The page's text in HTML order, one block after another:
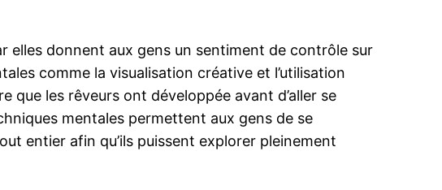
elles donnent aux gens un sentiment de contrôle sur
comme la visualisation créative et l’utilisation
que les rêveurs ont développée avant d’aller se
mentales permettent aux gens de se
entier afin qu’ils puissent explorer pleinement